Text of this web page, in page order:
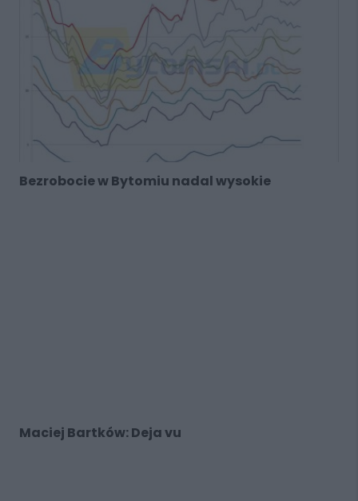
Bezrobocie w Bytomiu nadal wysokie
Maciej Bartków: Deja vu